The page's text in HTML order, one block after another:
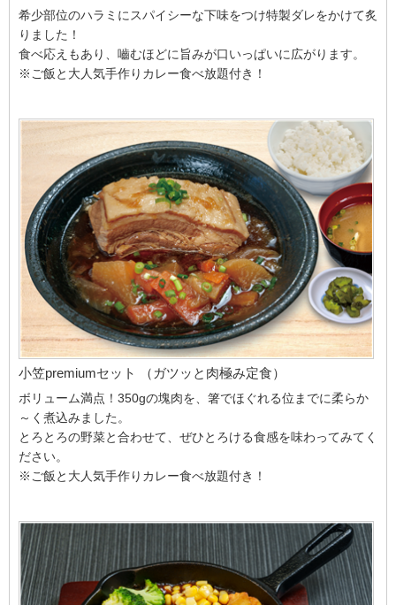
希少部位のハラミにスパイシーな下味をつけ特製ダレをかけて炙
りました！
食べ応えもあり、嚙むほどに旨みが口いっぱいに広がります。
※ご飯と大人気手作りカレー食べ放題付き！
小笠premiumセット （ガツッと肉極み定食）
ボリューム満点！350gの塊肉を、箸でほぐれる位までに柔らか
～く煮込みました。
とろとろの野菜と合わせて、ぜひとろける食感を味わってみてく
ださい。
※ご飯と大人気手作りカレー食べ放題付き！